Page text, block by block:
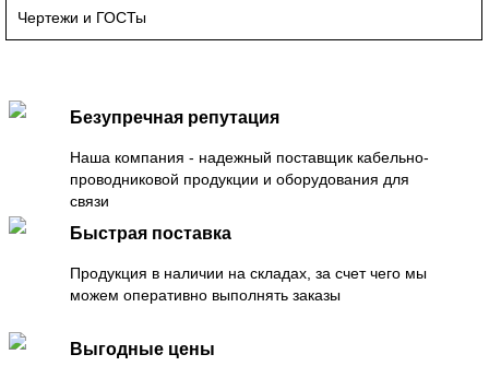
Чертежи и ГОСТы
Безупречная репутация
Наша компания - надежный поставщик кабельно-
проводниковой продукции и оборудования для
связи
Быстрая поставка
Продукция в наличии на складах, за счет чего мы
можем оперативно выполнять заказы
Выгодные цены